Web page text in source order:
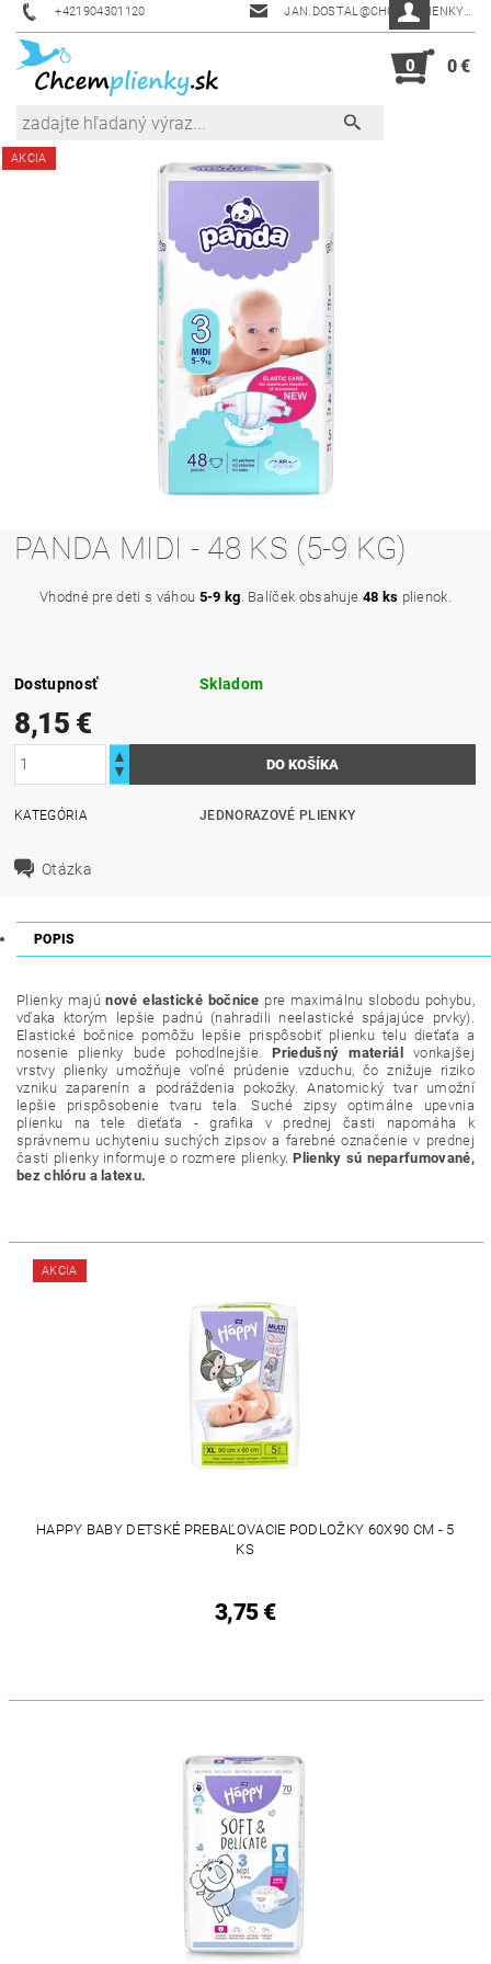
+421904301120 JAN.DOSTAL@CHCEMPLIENKY.SK
0 0 €
AKCIA
PANDA MIDI - 48 KS (5-9 KG)
Vhodné pre deti s váhou 5-9 kg . Balíček obsahuje 48 ks plienok.
Dostupnosť Skladom
8,15 €
KATEGÓRIA JEDNORAZOVÉ PLIENKY
Otázka
POPIS
Plienky majúnové elastické bočnice pre maximálnu slobodu pohybu,
vďaka ktorým lepšie padnú (nahradili neelastické spájajúce prvky).
Elastické bočnice pomôžu lepšie prispôsobiť plienku telu dieťaťa a
nosenie plienky bude pohodlnejšie.Priedušný materiál
vonkajšej
vrstvy plienky umožňuje voľné prúdenie vzduchu, čo znižuje riziko
vzniku zaparenín a podráždenia pokožky. Anatomický tvar umožní
lepšie prispôsobenie tvaru tela. Suché zipsy optimálne upevnia
plienku na tele dieťaťa - grafika v prednej časti napomáha k
správnemu uchyteniu suchých zipsov a farebné označenie v prednej
časti plienky informuje o rozmere plienky.Plienky sú neparfumované,
bez chlóru a latexu.
AKCIA
HAPPY BABY DETSKÉ PREBAĽOVACIE PODLOŽKY 60X90 CM - 5
KS
3,75 €